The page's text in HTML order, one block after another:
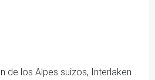
de los Alpes suizos, Interlaken